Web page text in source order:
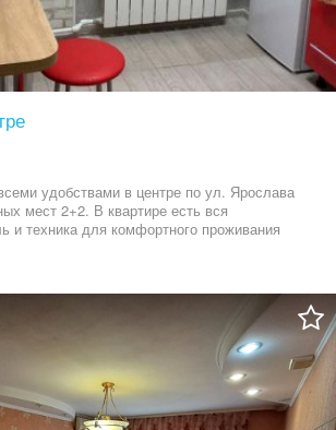
удобствами в центре по ул. Ярослава
мест 2+2. В квартире есть вся
и техника для комфортного проживания